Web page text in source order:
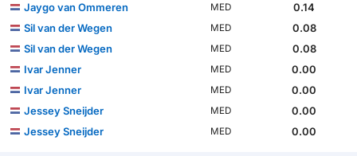
Jaygo van Ommeren
MED
0.14
Sil van der Wegen
MED
0.08
Sil van der Wegen
MED
0.08
Ivar Jenner
MED
0.00
Ivar Jenner
MED
0.00
Jessey Sneijder
MED
0.00
Jessey Sneijder
MED 0.00